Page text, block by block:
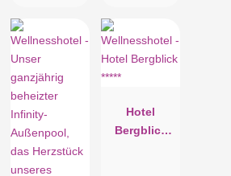
Hotel
Bergblick